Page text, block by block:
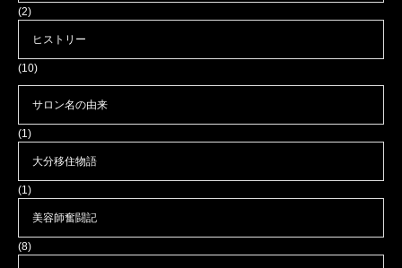
(2)
ヒストリー
(10)
サロン名の由来
(1)
大分移住物語
(1)
美容師奮闘記
(8)